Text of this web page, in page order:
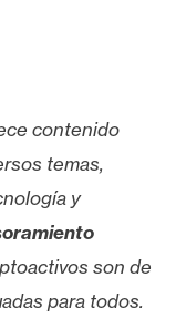
contenido
temas,
y
son de
para todos.